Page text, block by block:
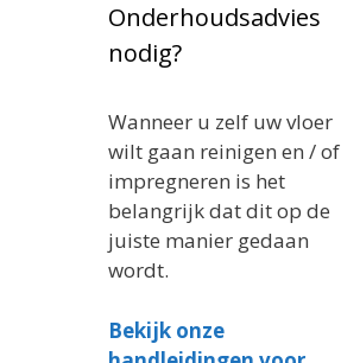
Onderhoudsadvies
nodig?
Wanneer u zelf uw vloer
wilt gaan reinigen en / of
impregneren is het
belangrijk dat dit op de
juiste manier gedaan
wordt.
Bekijk onze